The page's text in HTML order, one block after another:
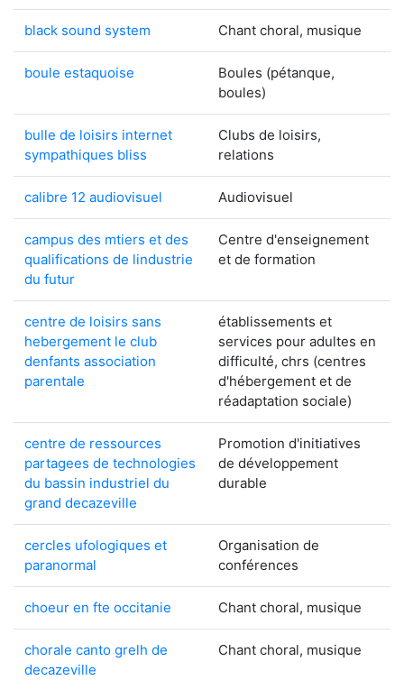
black sound system Chant choral, musique
boule estaquoise
Boules (pétanque,
boules)
bulle de loisirs internet
sympathiques bliss
Clubs de loisirs,
relations
calibre 12 audiovisuel Audiovisuel
campus des mtiers et des
qualifications de lindustrie
du futur
Centre d'enseignement
et de formation
centre de loisirs sans
hebergement le club
denfants association
parentale
établissements et
services pour adultes en
difficulté, chrs (centres
d'hébergement et de
réadaptation sociale)
centre de ressources
partagees de technologies
du bassin industriel du
grand decazeville
Promotion d'initiatives
de développement
durable
cercles ufologiques et
paranormal
Organisation de
conférences
choeur en fte occitanie Chant choral, musique
chorale canto grelh de
decazeville
Chant choral, musique